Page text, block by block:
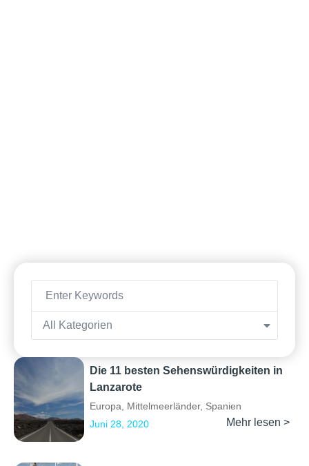
All Kategorien
Die 11 besten Sehenswürdigkeiten in
Lanzarote
Europa, Mittelmeerländer, Spanien
Juni 28, 2020
Mehr lesen >